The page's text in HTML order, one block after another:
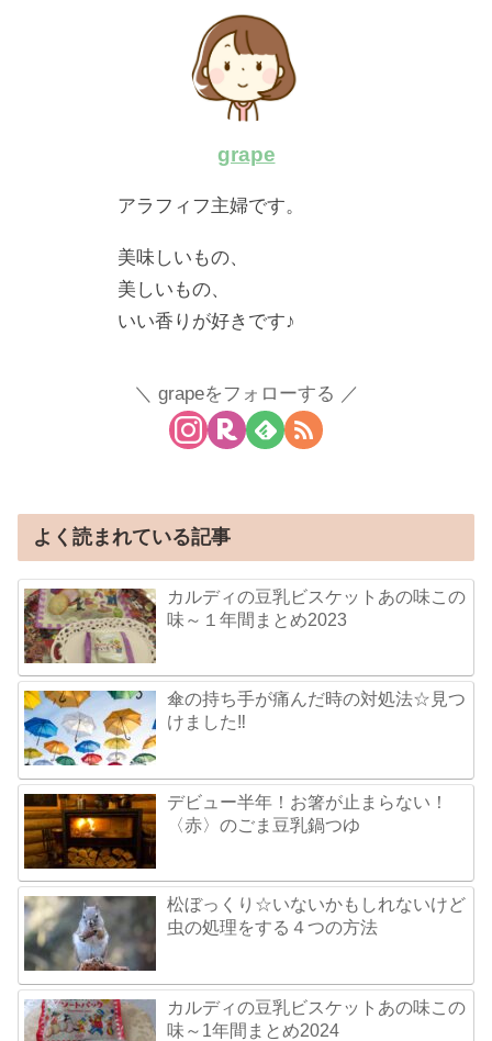
grape
アラフィフ主婦です。
美味しいもの、
美しいもの、
いい香りが好きです♪
grapeをフォローする
よく読まれている記事
カルディの豆乳ビスケットあの味この
味～１年間まとめ2023
傘の持ち手が痛んだ時の対処法☆見つ
けました‼
デビュー半年！お箸が止まらない！
〈赤〉のごま豆乳鍋つゆ
松ぼっくり☆いないかもしれないけど
虫の処理をする４つの方法
カルディの豆乳ビスケットあの味この
味～1年間まとめ2024